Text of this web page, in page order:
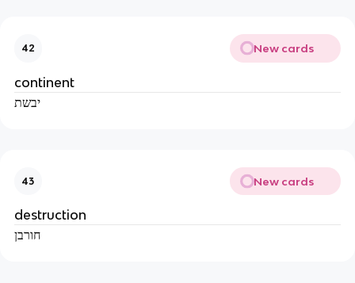
42 New cards
continent
יבשת
43 New cards
destruction
חורבן